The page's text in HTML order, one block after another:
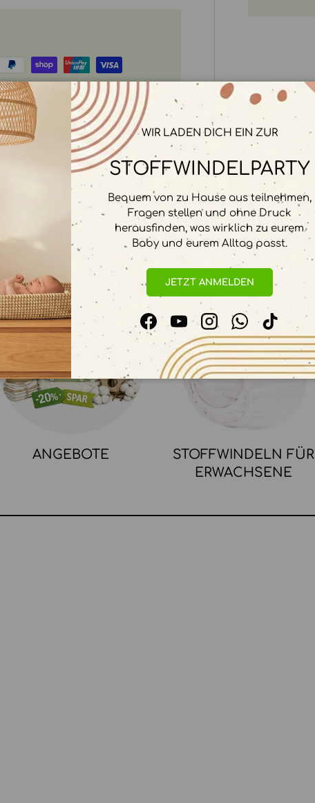
keine
ANGEBOTE
STOFFWINDELN FÜR
ERWACHSENE
WIR LADEN DICH EIN ZUR
STOFFWINDELPARTY
Bequem von zu Hause aus teilnehmen,
Fragen stellen und ohne Druck
herausfinden, was wirklich zu eurem
Baby und eurem Alltag passt.
JETZT ANMELDEN
FacebookYouTubeInstagramWhatsApp
TikTok